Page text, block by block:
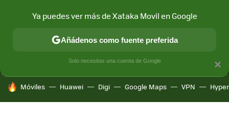
MÓVIL Y SOCIEDAD APLICACIONES
HOY SE HABLA DE
Móviles Huawei Digi Google Maps VPN
×
Ya puedes ver más de Xataka Movil en Google
Añádenos como fuente preferida
Solo necesitas una cuenta de Google